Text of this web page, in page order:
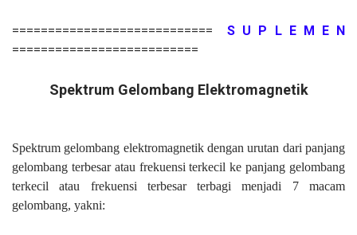
============================S U P L E M E N
==========================
Spektrum Gelombang Elektromagnetik
Spektrum gelombang elektromagnetik dengan urutan dari panjang
gelombang terbesar atau frekuensi terkecil ke panjang gelombang
terkecil atau frekuensi terbesar terbagi menjadi 7 macam
gelombang, yakni: